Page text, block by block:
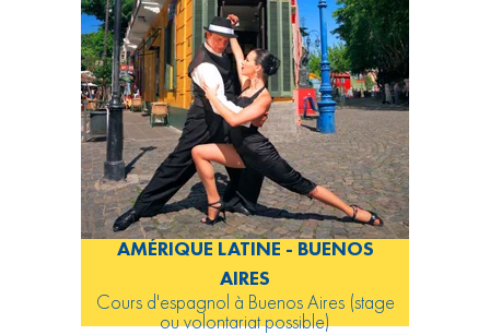
AMÉRIQUE LATINE - BUENOS
AIRES
Cours d'espagnol à Buenos Aires (stage
ou volontariat possible)